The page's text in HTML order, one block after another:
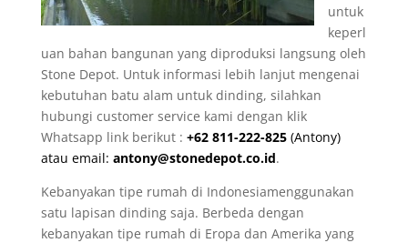
untuk
keperl
uan bahan bangunan yang diproduksi langsung oleh
Stone Depot. Untuk informasi lebih lanjut mengenai
kebutuhan batu alam untuk dinding, silahkan
hubungi customer service kami dengan klik
Whatsapp link berikut : +62 811-222-825(Antony)
atau email: antony@stonedepot.co.id.
Kebanyakan tipe rumah di Indonesiamenggunakan
satu lapisan dinding saja. Berbeda dengan
kebanyakan tipe rumah di Eropa dan Amerika yang